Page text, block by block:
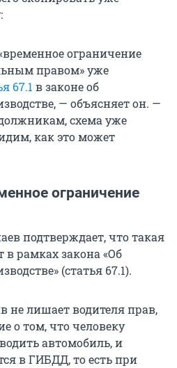
ограничение
правом» уже
67.1 в законе об
— объясняет он. —
схема уже
как это может
ограничение
подтверждает, что такая
в рамках закона «Об
(статья 67.1).
не лишает водителя прав,
о том, что человеку
автомобиль, и
в ГИБДД, то есть при